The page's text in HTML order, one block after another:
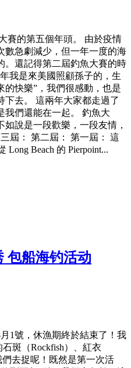
賽的第五個年頭。 由於疫情
數急劇減少，但一年一度的海
。還記得第二屆釣魚大賽的時
我是來美國照顧孫子的，生
的快樂”，我們很感動，也是
下去。 這兩年大家都走過了
我們還能在一起。 釣魚大
說是一段歡樂，一段友情，
屆： 第二屆： 第一屆： 這
Long Beach 的 Pierpoint...
包船海钓活动
1號，休漁期終於結束了！我
斑（Rockfish）、紅衣
們去捉呢！既然是第一次活